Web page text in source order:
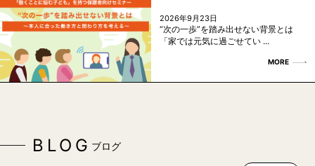
2026年9月23日
“次の一歩”を踏み出せない背景とは
「家では元気に過ごせてい ...
MORE
BLOG ブログ